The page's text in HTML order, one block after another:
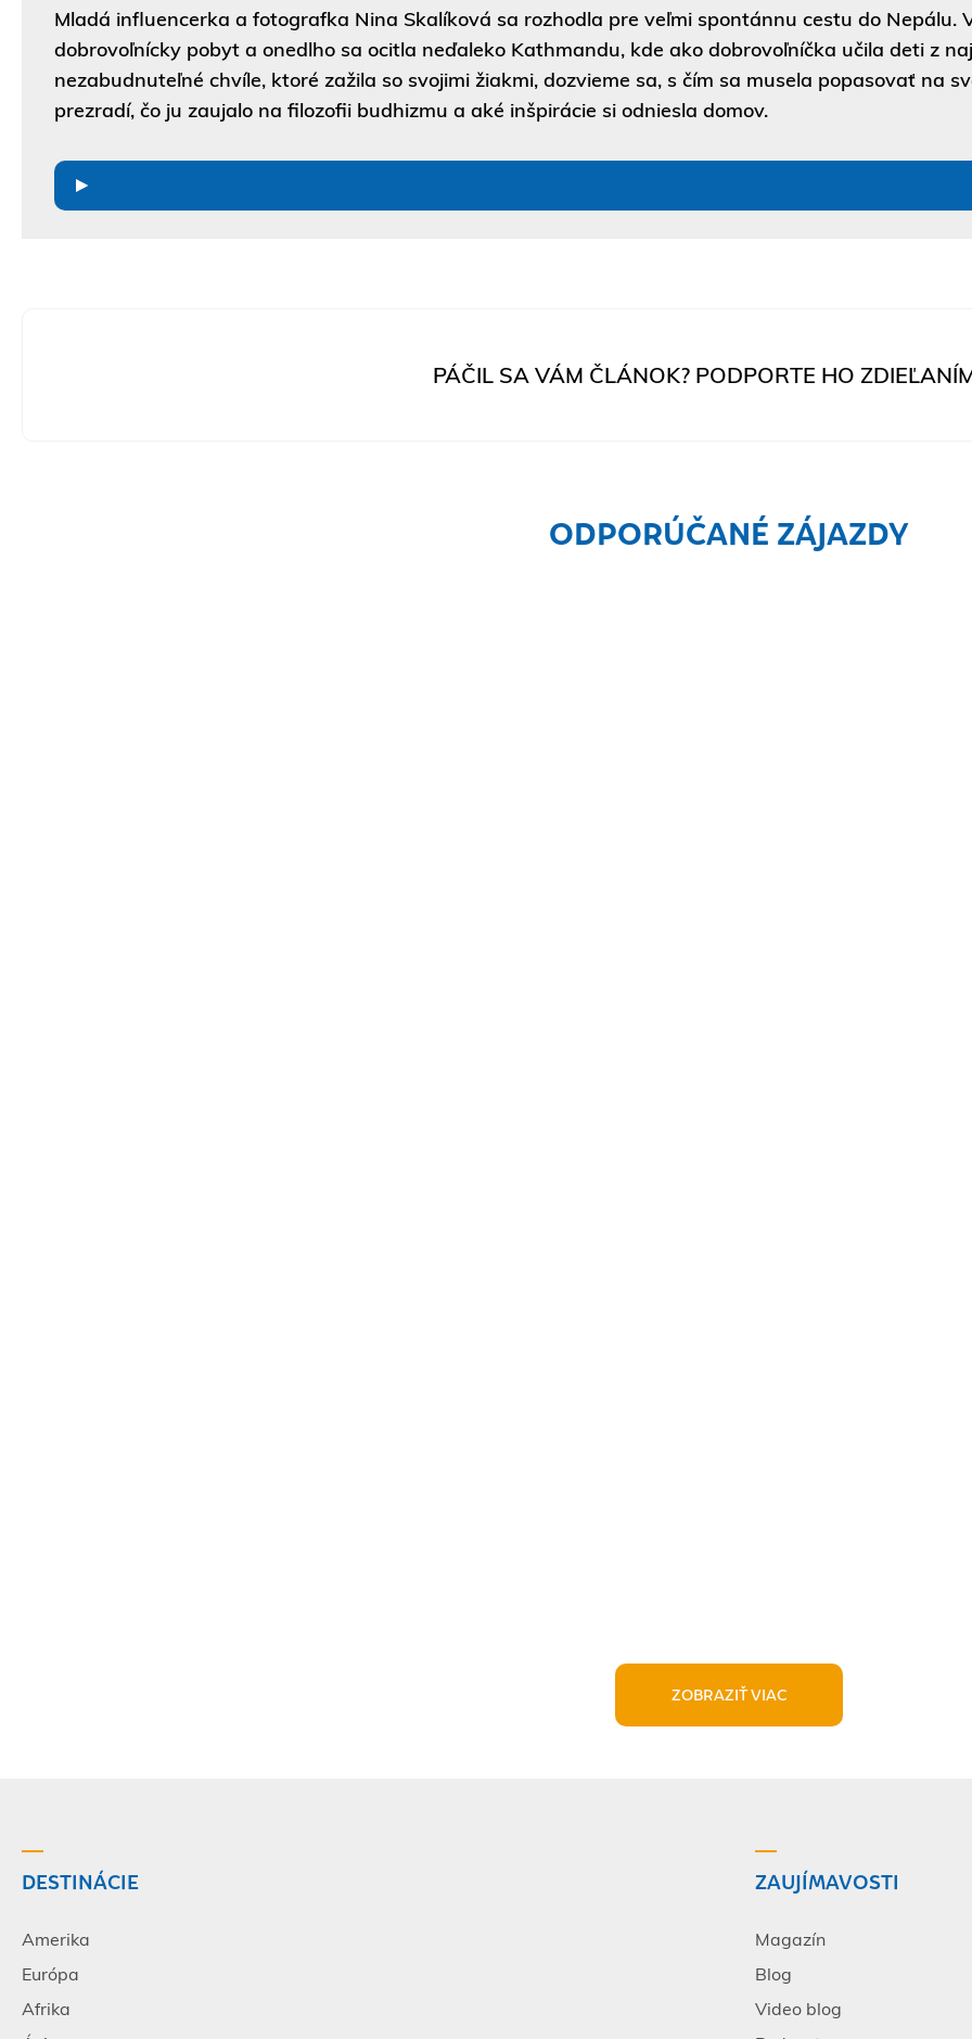
Mladá influencerka a fotografka Nina Skalíková sa rozhodla pre veľmi spontánnu cestu do Nepálu.
dobrovoľnícky pobyt a onedlho sa ocitla neďaleko Kathmandu, kde ako dobrovoľníčka učila deti z
nezabudnuteľné chvíle, ktoré zažila so svojimi žiakmi, dozvieme sa, s čím sa musela popasovať na
prezradí, čo ju zaujalo na filozofii budhizmu a aké inšpirácie si odniesla domov.
PÁČIL SA VÁM ČLÁNOK? PODPORTE HO
ODPORÚČANÉ ZÁJAZDY
ZOBRAZIŤ VIAC
DESTINÁCIE
Amerika
Európa
Afrika
ZAUJÍMAVOSTI
Magazín
Blog
Video blog